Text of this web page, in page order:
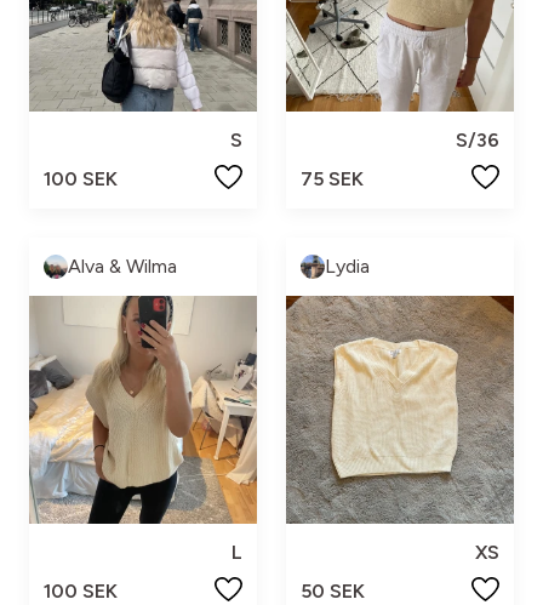
S
100 SEK
S/36
75 SEK
Alva & Wilma
L
100 SEK
Lydia
XS
50 SEK